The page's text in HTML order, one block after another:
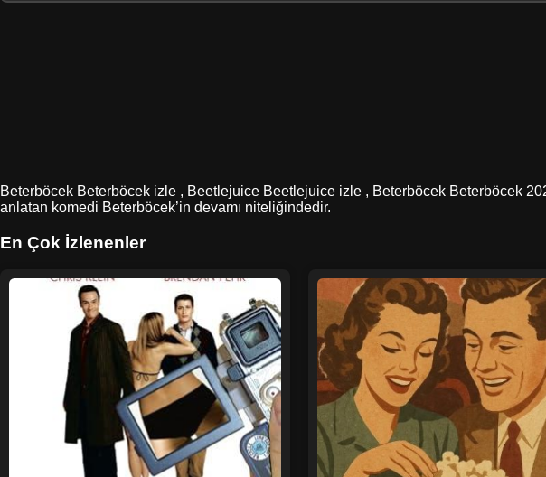
Beterböcek Beterböcek izle , Beetlejuice Beetlejuice izle , Beterböcek Beterböcek
anlatan komedi Beterböcek’in devamı niteliğindedir.
En Çok İzlenenler